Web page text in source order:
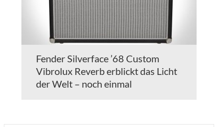
Fender Silverface ’68 Custom
Vibrolux Reverb erblickt das Licht
der Welt – noch einmal